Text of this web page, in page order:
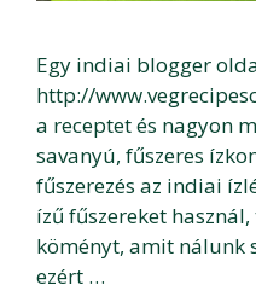
Egy indiai blogger
http://
a receptet és nagyon
savanyú, fűszeres
fűszerezés az indiai
ízű fűszereket
köményt, amit nálunk
ezért …